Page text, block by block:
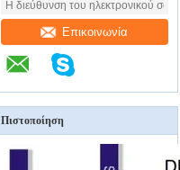
Επικοινωνία
Πιστοποίηση